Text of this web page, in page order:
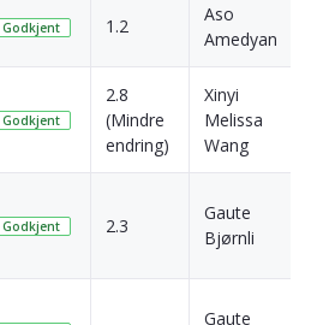
Godkjent 1.2
Aso
Amedyan
Godkjent
2.8
(Mindre
endring)
Xinyi
Melissa
Wang
Godkjent 2.3
Gaute
Bjørnli
Gaute